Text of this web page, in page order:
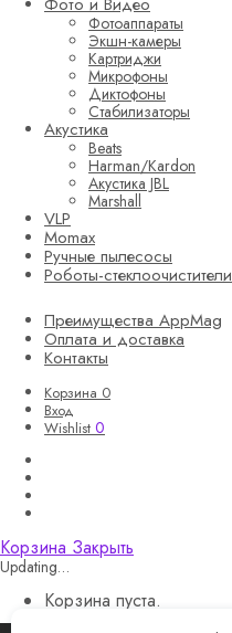
Фотоаппараты
Экшн-камеры
Картриджи
Микрофоны
Диктофоны
Стабилизаторы
Акустика
Beats
Harman/Kardon
Акустика JBL
Marshall
VLP
Momax
Ручные пылесосы
Роботы-стеклоочистители
Преимущества AppMag
Оплата и доставка
Контакты
Корзина 0
Вход
Wishlist 0
Корзина Закрыть
Updating…
Корзина пуста.